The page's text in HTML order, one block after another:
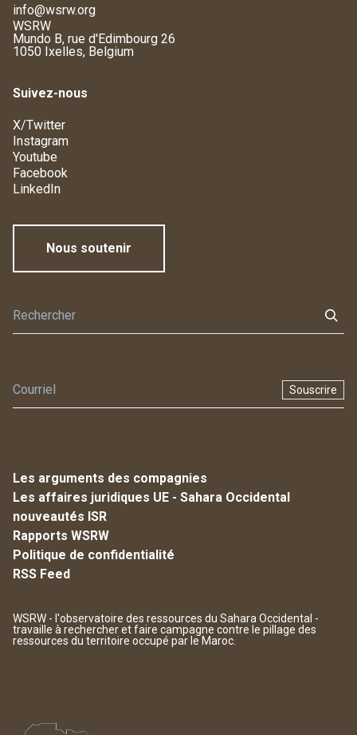
info@wsrw.org
WSRW
Mundo B, rue d'Edimbourg 26
1050 Ixelles, Belgium
Suivez-nous
X/Twitter
Instagram
Youtube
Facebook
LinkedIn
Nous soutenir
Souscrire
Les arguments des compagnies
Les affaires juridiques UE - Sahara Occidental
nouveautés ISR
Rapports WSRW
Politique de confidentialité
RSS Feed
WSRW - l'observatoire des ressources du Sahara Occidental -
travaille à rechercher et faire campagne contre le pillage des
ressources du territoire occupé par le Maroc.